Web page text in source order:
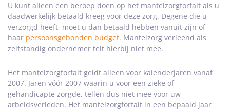
U kunt alleen een beroep doen op het mantelzorgforfait als u
daadwerkelijk betaald kreeg voor deze zorg. Degene die u
verzorgd heeft, moet u dan betaald hebben vanuit zijn of
haar persoonsgebonden budget. Mantelzorg verleend als
zelfstandig ondernemer telt hierbij niet mee.
Het mantelzorgforfait geldt alleen voor kalenderjaren vanaf
2007. Jaren vóór 2007 waarin u voor een zieke of
gehandicapte zorgde, tellen dus niet mee voor uw
arbeidsverleden. Het mantelzorgforfait in een bepaald jaar